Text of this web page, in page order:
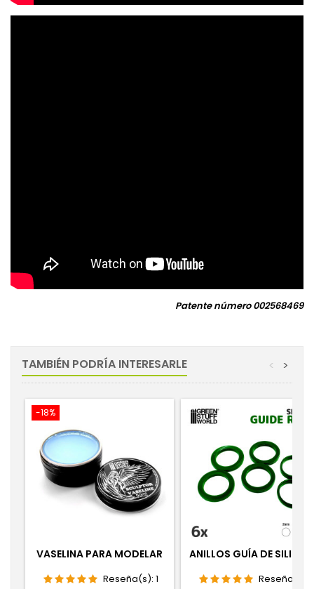
Patente número 002568469
TAMBIÉN PODRÍA INTERESARLE >
<
-18%
VASELINA PARA MODELAR
Reseña(s): 1
ANILLOS GUÍA DE
Reseña(s):